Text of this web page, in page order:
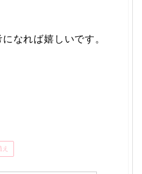
なれば嬉しいです。